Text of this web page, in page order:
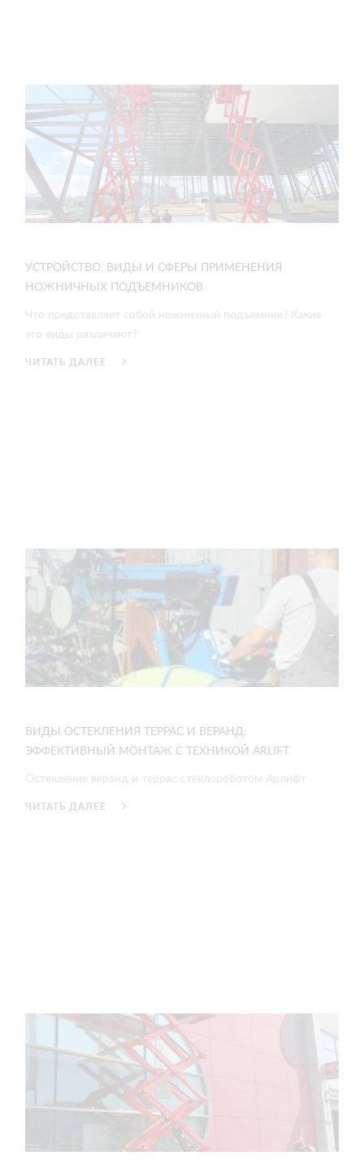
УСТРОЙСТВО, ВИДЫ И СФЕРЫ ПРИМЕНЕНИЯ
НОЖНИЧНЫХ ПОДЪЕМНИКОВ
Что представляет собой ножничный подъемник? Какие
его виды различают?
ЧИТАТЬ ДАЛЕЕ
ВИДЫ ОСТЕКЛЕНИЯ ТЕРРАС И ВЕРАНД:
ЭФФЕКТИВНЫЙ МОНТАЖ С ТЕХНИКОЙ ARLIFT
Остекление веранд и террас стеклороботом Арлифт
ЧИТАТЬ ДАЛЕЕ